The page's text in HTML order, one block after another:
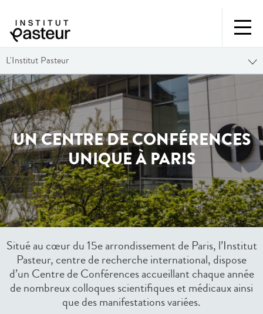
L'Institut Pasteur
UN CENTRE DE CONFÉRENCES
UNIQUE À PARIS
Situé au cœur du 15e arrondissement de Paris, l’Institut
Pasteur, centre de recherche international, dispose
d’un Centre de Conférences accueillant chaque année
de nombreux colloques scientifiques et médicaux ainsi
que des manifestations variées.